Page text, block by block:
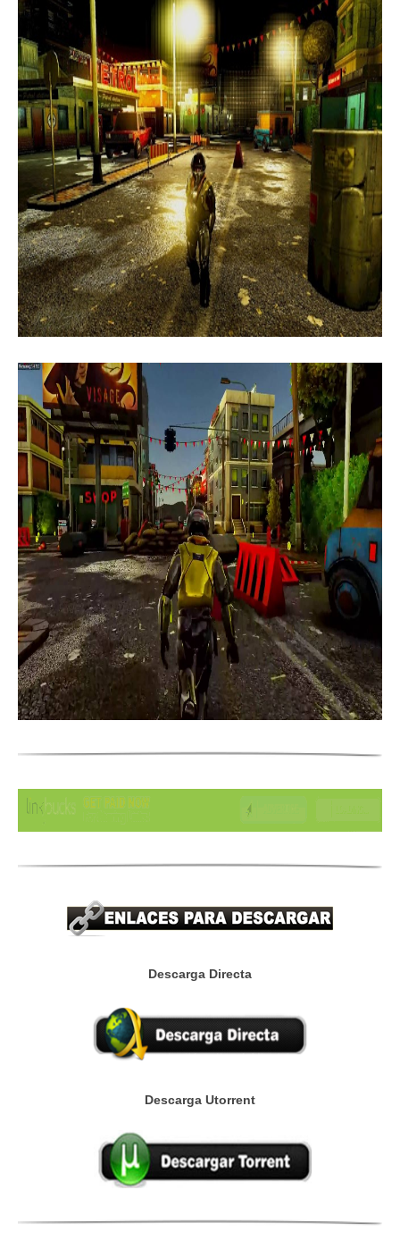
Descarga Directa
Descarga Utorrent